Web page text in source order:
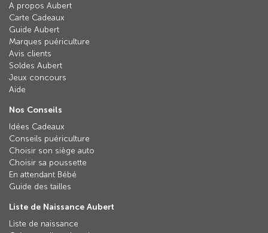
A propos Aubert
Carte Cadeaux
Guide Aubert
Marques puériculture
Avis clients
Soldes Aubert
Jeux concours
Aide
Nos Conseils
Idées Cadeaux
Conseils puériculture
Choisir son siège auto
Choisir sa poussette
En attendant Bébé
Guide des tailles
Liste de Naissance Aubert
Liste de naissance